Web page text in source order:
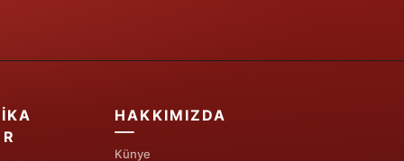
HAKKIMIZDA
Künye